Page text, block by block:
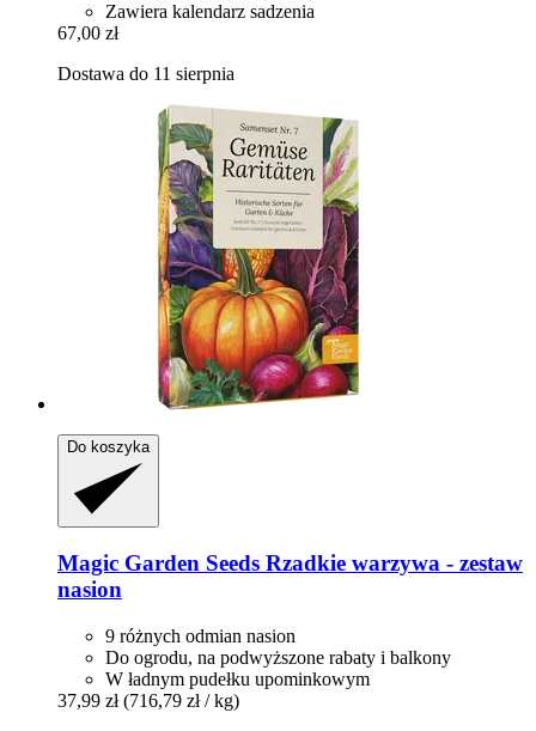
Zawiera kalendarz sadzenia
67,00 zł
Dostawa do 11 sierpnia
Do koszyka
Magic Garden Seeds Rzadkie warzywa -​ zestaw
nasion
9 różnych odmian nasion
Do ogrodu, na podwyższone rabaty i balkony
W ładnym pudełku upominkowym
37,99 zł (716,79 zł / kg)